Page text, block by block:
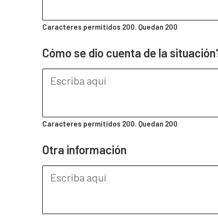
Caracteres permitidos 200. Quedan 200
Cómo se dio cuenta de la
Caracteres permitidos 200. Quedan 200
Otra información